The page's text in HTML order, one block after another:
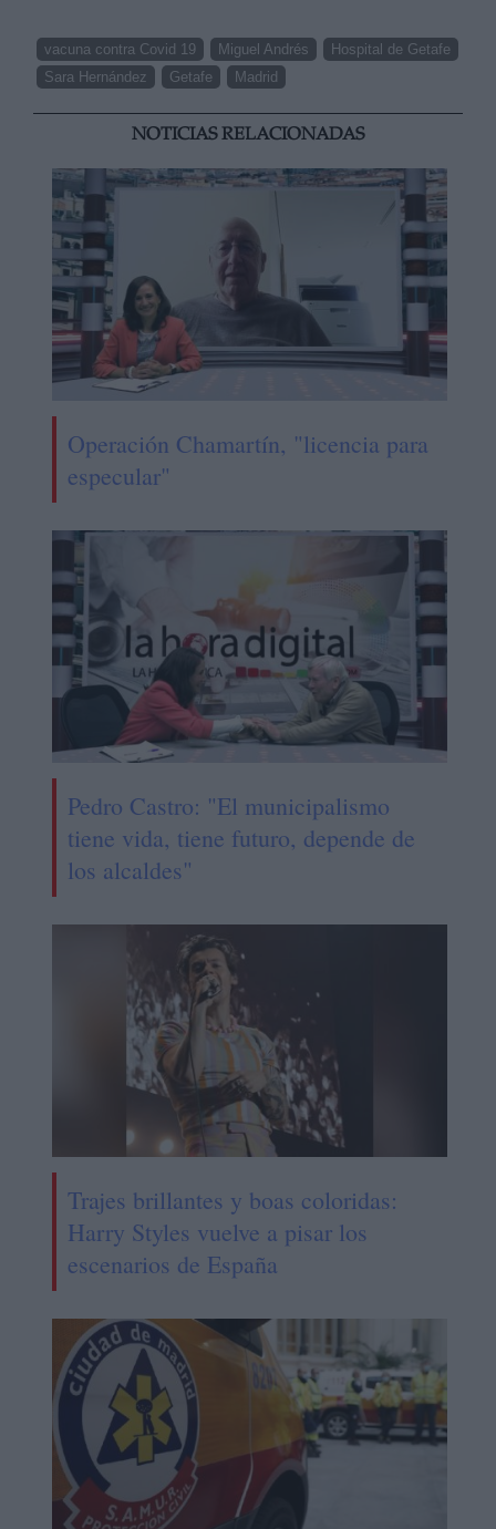
vacuna contra Covid 19 Miguel Andrés
Hospital de Getafe
Sara Hernández
Getafe Madrid
NOTICIAS RELACIONADAS
Operación Chamartín, "licencia para
especular"
Pedro Castro: "El municipalismo
tiene vida, tiene futuro, depende de
los alcaldes"
Trajes brillantes y boas coloridas:
Harry Styles vuelve a pisar los
escenarios de España